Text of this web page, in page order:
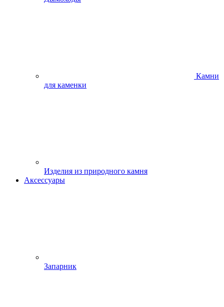
Камни
для каменки
Изделия из природного камня
Аксессуары
Запарник